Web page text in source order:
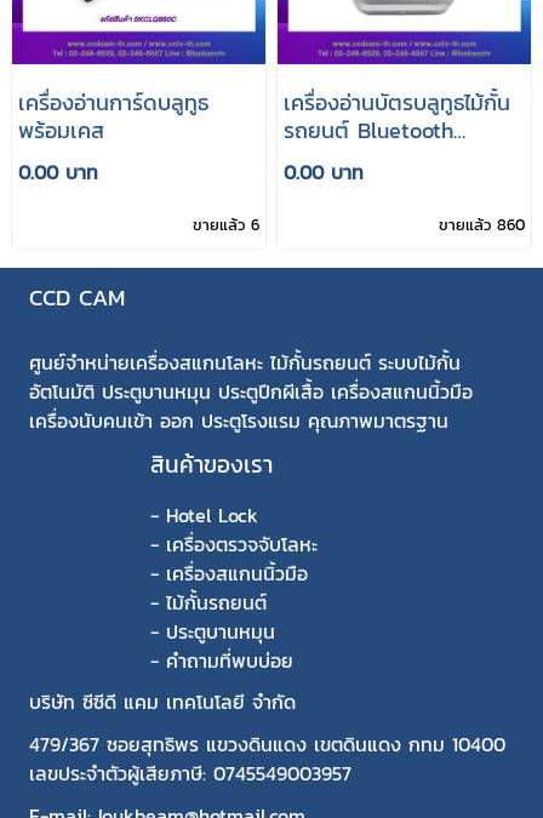
เครื่องอ่านการ์ดบลูทูธ
พร้อมเคส
0.00 บาท
ขายแล้ว 6
เครื่องอ่านบัตรบลูทูธไม้กั้น
รถยนต์ Bluetooth
reader tag
0.00 บาท
ขายแล้ว 860
CCD CAM
ศูนย์จำหน่ายเครื่องสแกนโลหะ ไม้กั้นรถยนต์ ระบบไม้กั้น
อัตโนมัติ ประตูบานหมุน ประตูปีกผีเสื้อ เครื่องสแกนนิ้วมือ
เครื่องนับคนเข้า ออก ประตูโรงแรม คุณภาพมาตรฐาน
สินค้าของเรา
- Hotel Lock
- เครื่องตรวจจับโลหะ
- เครื่องสแกนนิ้วมือ
- ไม้กั้นรถยนต์
- ประตูบานหมุน
- คำถามที่พบบ่อย
บริษัท ซีซีดี แคม เทคโนโลยี จำกัด
479/367 ซอยสุทธิพร แขวงดินแดง เขตดินแดง กทม 10400
เลขประจำตัวผู้เสียภาษี: 0745549003957